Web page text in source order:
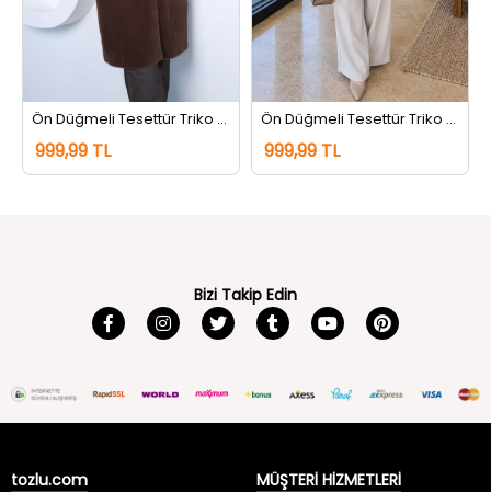
999,99 TL
Ön Düğmeli Tesettür Triko Uzun Hırka Siyah
999,99 TL
Hakkımızda
Gizlilik ve Güvenlik